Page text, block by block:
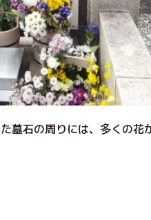
墓石の周りには、多くの